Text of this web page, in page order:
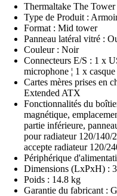
Thermaltake The
Type de Produit :
Format : Mid tower
Panneau latéral vitré :
Couleur : Noir
Connecteurs E/S : 1 x
microphone ¦ 1 x
Cartes mères prises
Extended ATX
Fonctionnalités du
magnétique,
partie inférieure,
pour radiateur 120/140/
accepte radiateur 120/
Périphérique
Dimensions (LxPxH) :
Poids : 14.8 kg
Garantie du fabricant :